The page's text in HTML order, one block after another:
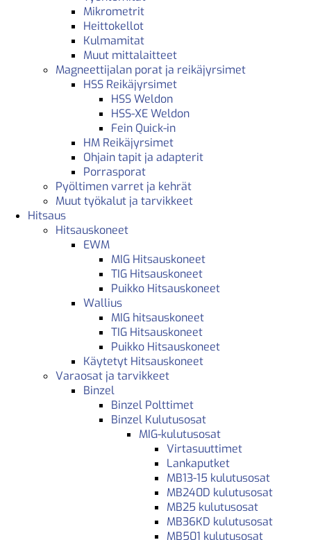
Mikrometrit
Heittokellot
Kulmamitat
Muut mittalaitteet
Magneettijalan porat ja reikäjyrsimet
HSS Reikäjyrsimet
HSS Weldon
HSS-XE Weldon
Fein Quick-in
HM Reikäjyrsimet
Ohjain tapit ja adapterit
Porrasporat
Pyöltimen varret ja kehrät
Muut työkalut ja tarvikkeet
Hitsaus
Hitsauskoneet
EWM
MIG Hitsauskoneet
TIG Hitsauskoneet
Puikko Hitsauskoneet
Wallius
MIG hitsauskoneet
TIG Hitsauskoneet
Puikko Hitsauskoneet
Käytetyt Hitsauskoneet
Varaosat ja tarvikkeet
Binzel
Binzel Polttimet
Binzel Kulutusosat
MIG-kulutusosat
Virtasuuttimet
Lankaputket
MB13-15 kulutusosat
MB240D kulutusosat
MB25 kulutusosat
MB36KD kulutusosat
MB501 kulutusosat